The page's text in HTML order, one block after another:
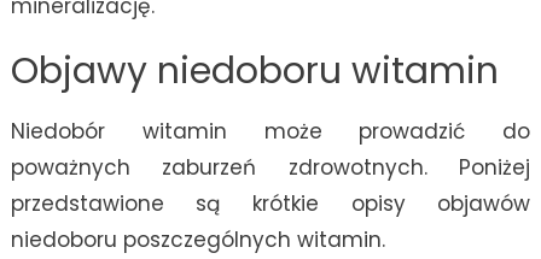
mineralizację.
Objawy niedoboru witamin
Niedobór witamin może prowadzić do
poważnych zaburzeń zdrowotnych. Poniżej
przedstawione są krótkie opisy objawów
niedoboru poszczególnych witamin.